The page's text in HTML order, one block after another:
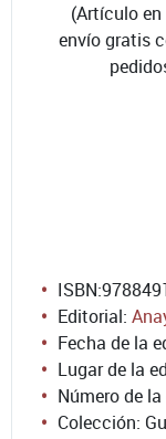
(Artículo
envío gratis
ISBN:
Editorial:
Fecha de la
Lugar de la
Número de
Colección: